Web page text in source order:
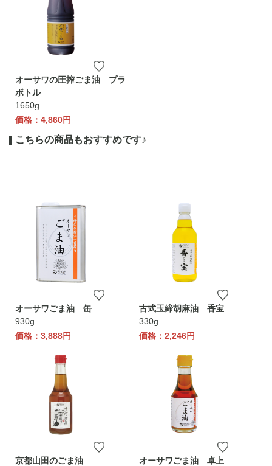
オーサワの圧搾ごま油 プラ
ボトル
1650g
価格：4,860円
こちらの商品もおすすめです♪
オーサワごま油 缶
930g
価格：3,888円
古式玉締胡麻油 香宝
330g
価格：2,246円
京都山田のごま油
オーサワごま油 卓上